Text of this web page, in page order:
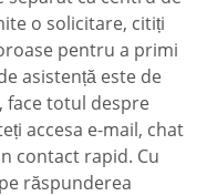
o solicitare, citiți
pentru a primi
asistență este de
face totul despre
accesa e-mail, chat
contact rapid. Cu
răspunderea